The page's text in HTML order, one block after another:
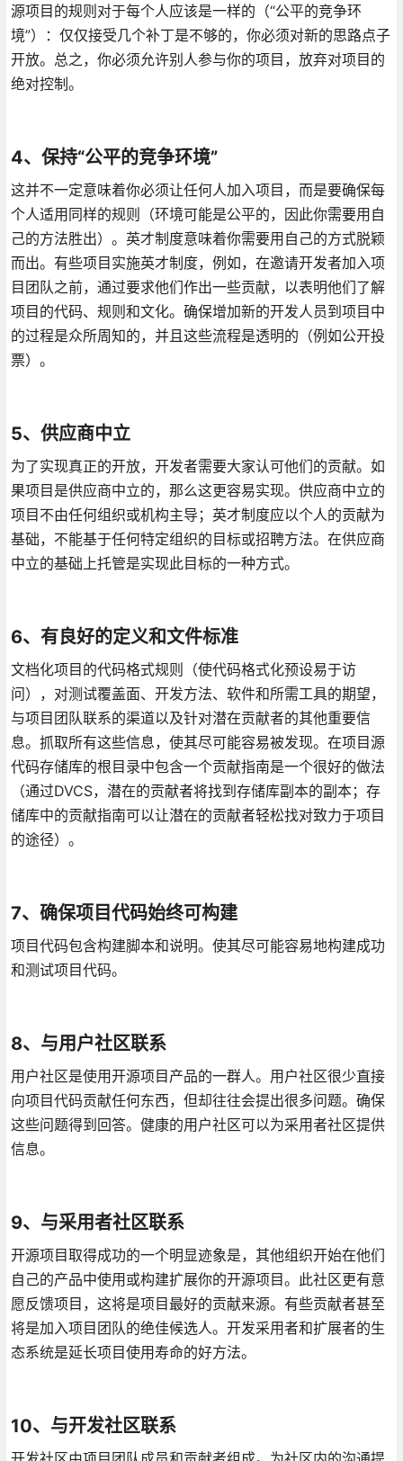
源项目的规则对于每个人应该是一样的（“公平的竞争环
境”）：仅仅接受几个补丁是不够的，你必须对新的思路点子
开放。总之，你必须允许别人参与你的项目，放弃对项目的
绝对控制。
4、保持“公平的竞争环境”
这并不一定意味着你必须让任何人加入项目，而是要确保每
个人适用同样的规则（环境可能是公平的，因此你需要用自
己的方法胜出）。英才制度意味着你需要用自己的方式脱颖
而出。有些项目实施英才制度，例如，在邀请开发者加入项
目团队之前，通过要求他们作出一些贡献，以表明他们了解
项目的代码、规则和文化。确保增加新的开发人员到项目中
的过程是众所周知的，并且这些流程是透明的（例如公开投
票）。
5、供应商中立
为了实现真正的开放，开发者需要大家认可他们的贡献。如
果项目是供应商中立的，那么这更容易实现。供应商中立的
项目不由任何组织或机构主导；英才制度应以个人的贡献为
基础，不能基于任何特定组织的目标或招聘方法。在供应商
中立的基础上托管是实现此目标的一种方式。
6、有良好的定义和文件标准
文档化项目的代码格式规则（使代码格式化预设易于访
问），对测试覆盖面、开发方法、软件和所需工具的期望，
与项目团队联系的渠道以及针对潜在贡献者的其他重要信
息。抓取所有这些信息，使其尽可能容易被发现。在项目源
代码存储库的根目录中包含一个贡献指南是一个很好的做法
（通过DVCS，潜在的贡献者将找到存储库副本的副本；存
储库中的贡献指南可以让潜在的贡献者轻松找对致力于项目
的途径）。
7、确保项目代码始终可构建
项目代码包含构建脚本和说明。使其尽可能容易地构建成功
和测试项目代码。
8、与用户社区联系
用户社区是使用开源项目产品的一群人。用户社区很少直接
向项目代码贡献任何东西，但却往往会提出很多问题。确保
这些问题得到回答。健康的用户社区可以为采用者社区提供
信息。
9、与采用者社区联系
开源项目取得成功的一个明显迹象是，其他组织开始在他们
自己的产品中使用或构建扩展你的开源项目。此社区更有意
愿反馈项目，这将是项目最好的贡献来源。有些贡献者甚至
将是加入项目团队的绝佳候选人。开发采用者和扩展者的生
态系统是延长项目使用寿命的好方法。
10、与开发社区联系